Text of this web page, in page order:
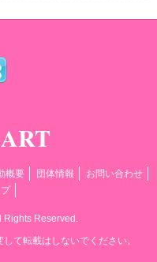
概要 団体情報
お問い合わせ
Rights Reserved.
て転載はしないでください。